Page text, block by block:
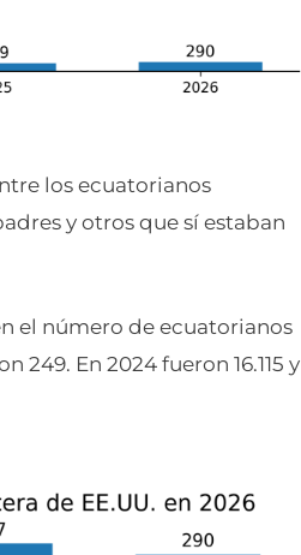
los ecuatorianos
y otros que sí estaban
el número de ecuatorianos
En 2024 fueron 16.115 y